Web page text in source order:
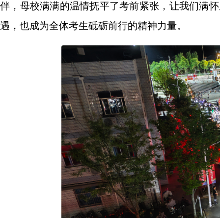
伴，母校满满的温情抚平了考前紧张，让我们满
遇，也成为全体考生砥砺前行的精神力量。